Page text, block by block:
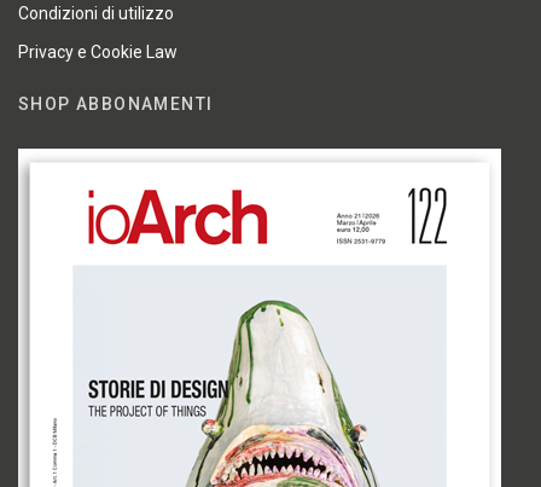
Condizioni di utilizzo
Privacy e Cookie Law
SHOP ABBONAMENTI